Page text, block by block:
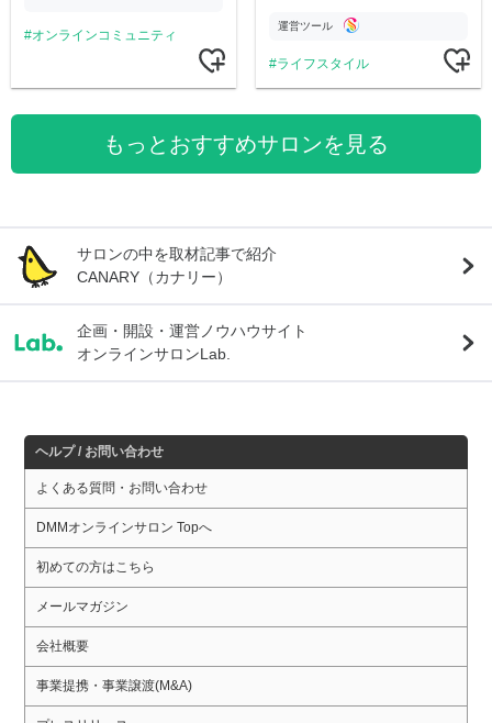
オンラインコミュニティ
運営ツール
ライフスタイル
もっとおすすめサロンを見る
サロンの中を取材記事で紹介
CANARY（カナリー）
企画・開設・運営ノウハウサイト
オンラインサロンLab.
ヘルプ / お問い合わせ
よくある質問・お問い合わせ
DMMオンラインサロン Topへ
初めての方はこちら
メールマガジン
会社概要
事業提携・事業譲渡(M&A)